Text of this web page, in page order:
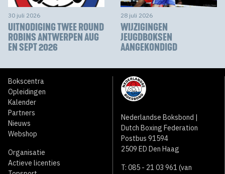
30 juli 2026
UITNODIGING TWEE ROUND
ROBINS ANTWERPEN AUG
EN SEPT 2026
28 juli 2026
WIJZIGINGEN
JEUGDBOKSEN
AANGEKONDIGD
Bokscentra
Opleidingen
Kalender
Partners
Nieuws
Webshop
Organisatie
Actieve licenties
Nederlandse Boksbond |
Dutch Boxing Federation
Postbus 91594
2509 ED Den Haag
T: 085 - 21 03 961 (van